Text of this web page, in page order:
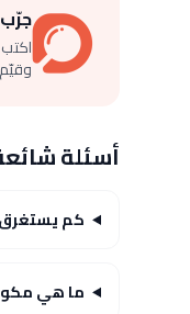
أسئلة
كم
ما هي